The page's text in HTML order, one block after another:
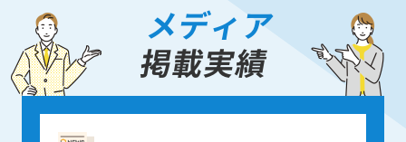
メディア
掲載実績